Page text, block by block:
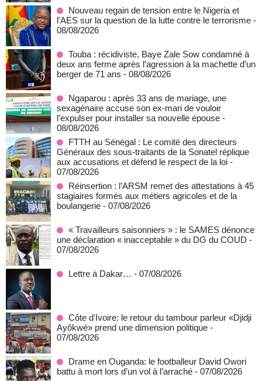
Nouveau regain de tension entre le Nigeria et
l'AES sur la question de la lutte contre le terrorisme -
08/08/2026
Touba : récidiviste, Baye Zale Sow condamné à
deux ans ferme après l’agression à la machette d’un
berger de 71 ans - 08/08/2026
Ngaparou : après 33 ans de mariage, une
sexagénaire accuse son ex-mari de vouloir
l’expulser pour installer sa nouvelle épouse -
08/08/2026
FTTH au Sénégal : Le comité des directeurs
Généraux des sous-traitants de la Sonatel réplique
aux accusations et défend le respect de la loi -
07/08/2026
Réinsertion : l’ARSM remet des attestations à 45
stagiaires formés aux métiers agricoles et de la
boulangerie - 07/08/2026
« Travailleurs saisonniers » : le SAMES dénonce
une déclaration « inacceptable » du DG du COUD -
07/08/2026
Lettre à Dakar… - 07/08/2026
Côte d'Ivoire: le retour du tambour parleur «Djidji
Ayôkwé» prend une dimension politique -
07/08/2026
Drame en Ouganda: le footballeur David Owori
battu à mort lors d’un vol à l’arraché - 07/08/2026